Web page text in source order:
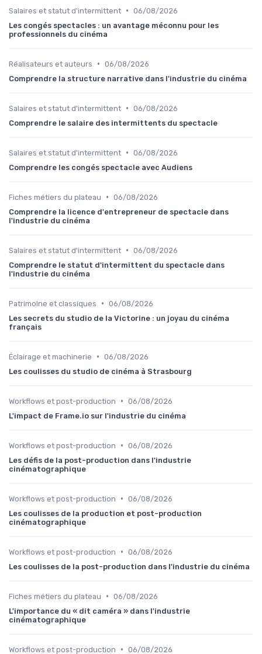
Salaires et statut d'intermittent • 06/08/2026
Les congés spectacles : un avantage méconnu pour les
professionnels du cinéma
Réalisateurs et auteurs • 06/08/2026
Comprendre la structure narrative dans l'industrie du cinéma
Salaires et statut d'intermittent • 06/08/2026
Comprendre le salaire des intermittents du spectacle
Salaires et statut d'intermittent • 06/08/2026
Comprendre les congés spectacle avec Audiens
Fiches métiers du plateau • 06/08/2026
Comprendre la licence d'entrepreneur de spectacle dans
l'industrie du cinéma
Salaires et statut d'intermittent • 06/08/2026
Comprendre le statut d'intermittent du spectacle dans
l'industrie du cinéma
Patrimoine et classiques • 06/08/2026
Les secrets du studio de la Victorine : un joyau du cinéma
français
Éclairage et machinerie • 06/08/2026
Les coulisses du studio de cinéma à Strasbourg
Workflows et post-production • 06/08/2026
L'impact de Frame.io sur l'industrie du cinéma
Workflows et post-production • 06/08/2026
Les défis de la post-production dans l'industrie
cinématographique
Workflows et post-production • 06/08/2026
Les coulisses de la production et post-production
cinématographique
Workflows et post-production • 06/08/2026
Les coulisses de la post-production dans l'industrie du cinéma
Fiches métiers du plateau • 06/08/2026
L'importance du « dit caméra » dans l'industrie
cinématographique
Workflows et post-production • 06/08/2026